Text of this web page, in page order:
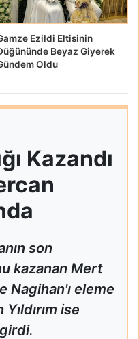
Ezildi Eltisinin
Beyaz Giyerek
Oldu
Kazandı
son
kazanan Mert
Nagihan'ı eleme
ise